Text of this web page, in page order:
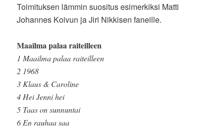
Toimituksen lämmin suositus esimerkiksi Matti
Johannes Koivun ja Jiri Nikkisen faneille.
Maailma palaa raiteilleen
1 Maailma palaa raiteilleen
2 1968
3 Klaus & Caroline
4 Hei Jenni hei
5 Taas on sunnuntai
6 En rauhaa saa